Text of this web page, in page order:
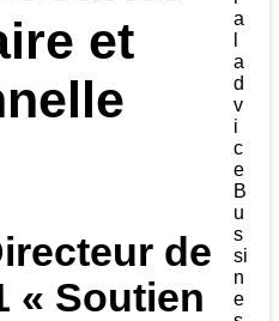
et
de
« Soutien
a
a
d
v
i
c
e
B
u
s
si
n
e